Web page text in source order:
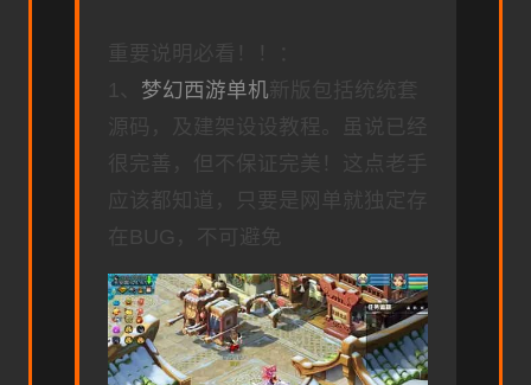
重要说明必看！！：
1、 梦幻西游单机 新版包括统统套
源码，及建架设设教程。虽说已经
很完善，但不保证完美！这点老手
应该都知道，只要是网单就独定存
在BUG，不可避免